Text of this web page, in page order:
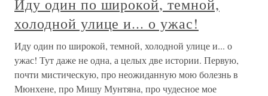
Иду один по широкой, темной,
холодной улице и... о ужас!
Иду один по широкой, темной, холодной улице и... о
ужас! Тут даже не одна, а целых две истории. Первую,
почти мистическую, про неожиданную мою болезнь в
Мюнхене, про Мишу Мунтяна, про чудесное мое